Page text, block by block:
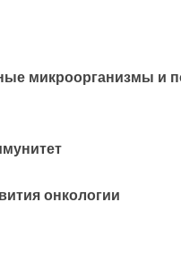
микроорганизмы и
онкологии